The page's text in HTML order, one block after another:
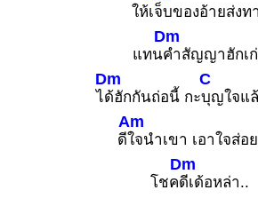
ให้เจ็บของอ้ายส่งท
แทน
Dm
คำสัญญาฮักเ
ไ
Dm
ด้ฮักกันถ่อนี้ กะ
C
บุญใจแ
ดี
Am
ใจนำเขา เอาใจส่อย
โชค
Dm
ดีเด้อหล่า..